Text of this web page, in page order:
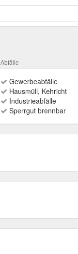
Abfälle
Gewerbeabfälle
Hausmüll, Kehricht
Industrieabfälle
Sperrgut brennbar